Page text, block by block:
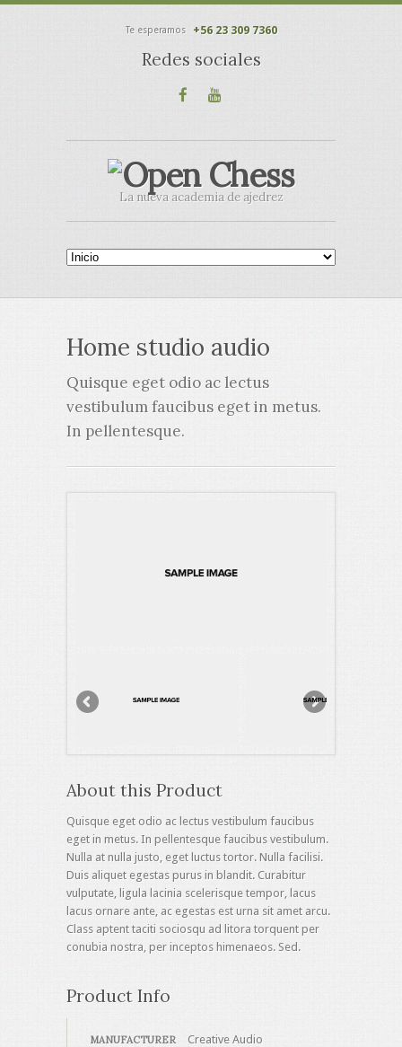
Te esperamos +56 23 309 7360
Redes sociales
La nueva academia de ajedrez
Home studio audio
Quisque eget odio ac lectus
vestibulum faucibus eget in metus.
In pellentesque.
About this Product
Quisque eget odio ac lectus vestibulum faucibus
eget in metus. In pellentesque faucibus vestibulum.
Nulla at nulla justo, eget luctus tortor. Nulla facilisi.
Duis aliquet egestas purus in blandit. Curabitur
vulputate, ligula lacinia scelerisque tempor, lacus
lacus ornare ante, ac egestas est urna sit amet arcu.
Class aptent taciti sociosqu ad litora torquent per
conubia nostra, per inceptos himenaeos. Sed.
Product Info
MANUFACTURER Creative Audio